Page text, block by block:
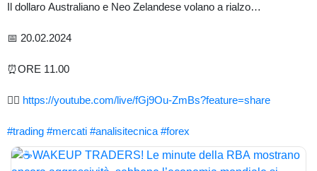
Il dollaro Australiano e Neo Zelandese volano a rialzo…
📅 20.02.2024
⏰ORE 11.00
👉🏻 https://youtube.com/live/fGj9Ou-ZmBs?feature=share
#trading #mercati #analisitecnica #forex